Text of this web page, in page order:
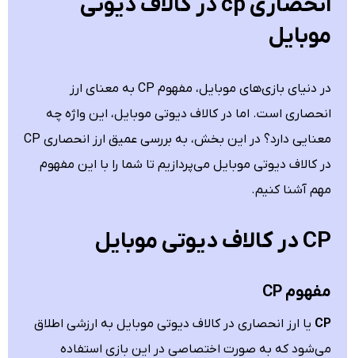
موبایل
در دنیای بازی‌های موبایل، مفهوم CP به معنای ارز
انحصاری است. اما در کالاف دیوتی موبایل، این واژه چه
معنایی دارد؟ در این بخش، به بررسی عمیق ارز انحصاری CP
در کالاف دیوتی موبایل می‌پردازیم تا شما را با این مفهوم
مهم آشنا کنیم.
CP در کالاف دیوتی موبایل
مفهوم CP
CP یا ارز انحصاری در کالاف دیوتی موبایل به ارزشی اطلاق
می‌شود که به صورت اختصاصی در این بازی استفاده